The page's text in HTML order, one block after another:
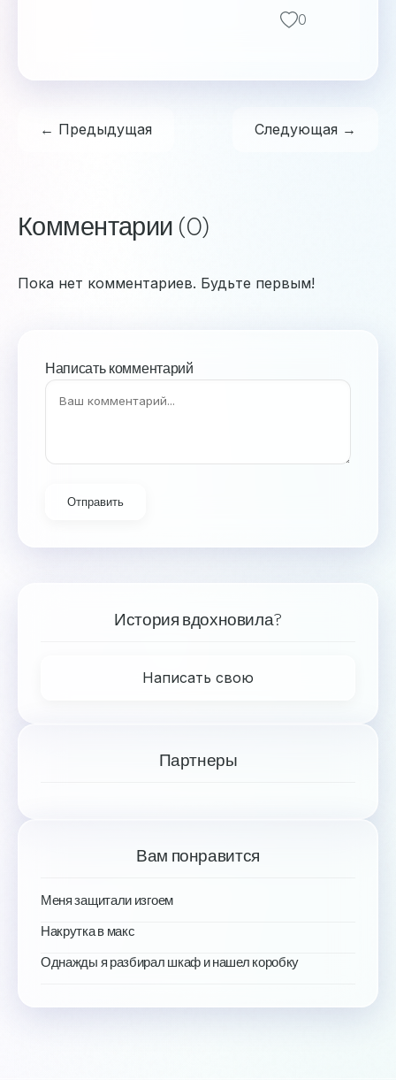
0
← Предыдущая Следующая →
Комментарии (0)
Пока нет комментариев. Будьте первым!
Написать комментарий
Отправить
История вдохновила?
Написать свою
Партнеры
Вам понравится
Меня защитали изгоем
Накрутка в макс
Однажды я разбирал шкаф и нашел коробку